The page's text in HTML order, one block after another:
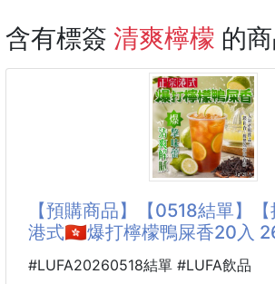
含有標簽 清爽檸檬 的
【預購商品】【0518結單】
港式🇭🇰爆打檸檬鴨屎香20入
#LUFA20260518結單 #LUFA飲品